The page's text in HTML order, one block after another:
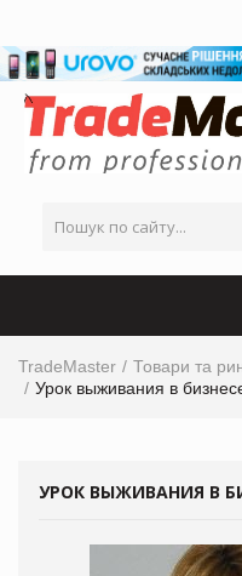
TradeMaster Товари та
Урок выживания в
УРОК ВЫЖИВАНИЯ В